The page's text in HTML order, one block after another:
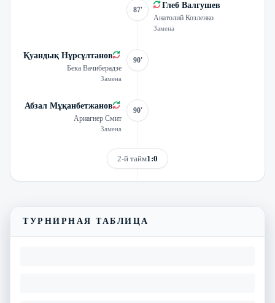
87' Глеб Валгушев
Анатолий Козленко
Замена
Қуандық Нұрсұлтанов
Бека Вачиберадзе
Замена
90'
Абзал Мұқанбетжанов
Ариагнер Смит
Замена
90'
2-й тайм1:0
ТУРНИРНАЯ ТАБЛИЦА